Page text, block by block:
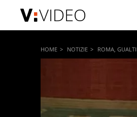
VIDEO
HOME NOTIZIE ROMA,